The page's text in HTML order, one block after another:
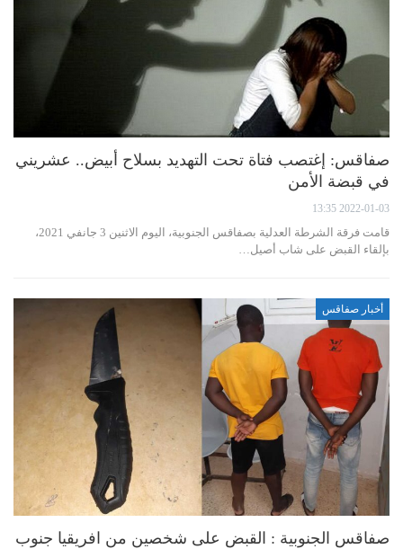
صفاقس: إغتصب فتاة تحت التهديد بسلاح أبيض.. عشريني
في قبضة الأمن
2022-01-03 13:35
قامت فرقة الشرطة العدلية بصفاقس الجنوبية، اليوم الاثنين 3 جانفي 2021،
بإلقاء القبض على شاب أصيل…
أخبار صفاقس
صفاقس الجنوبية : القبض على شخصين من افريقيا جنوب